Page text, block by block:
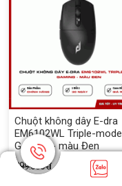
Chuột không dây E-dra
EM6102WL Triple-mode
Gaming - màu Đen
299.000 đ